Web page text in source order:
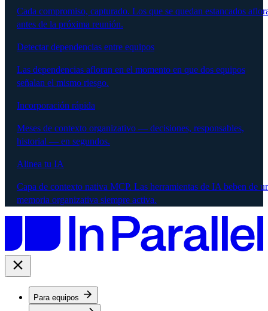
Cada compromiso, capturado. Los que se quedan estancados
antes de la próxima reunión.
Detectar dependencias entre equipos
Las dependencias afloran en el momento en que dos equipos
señalan el mismo riesgo.
Incorporación rápida
Meses de contexto organizativo — decisiones, responsables,
historial — en segundos.
Alinea tu IA
Capa de contexto nativa MCP. Las herramientas de IA beben de
memoria organizativa siempre activa.
Para equipos